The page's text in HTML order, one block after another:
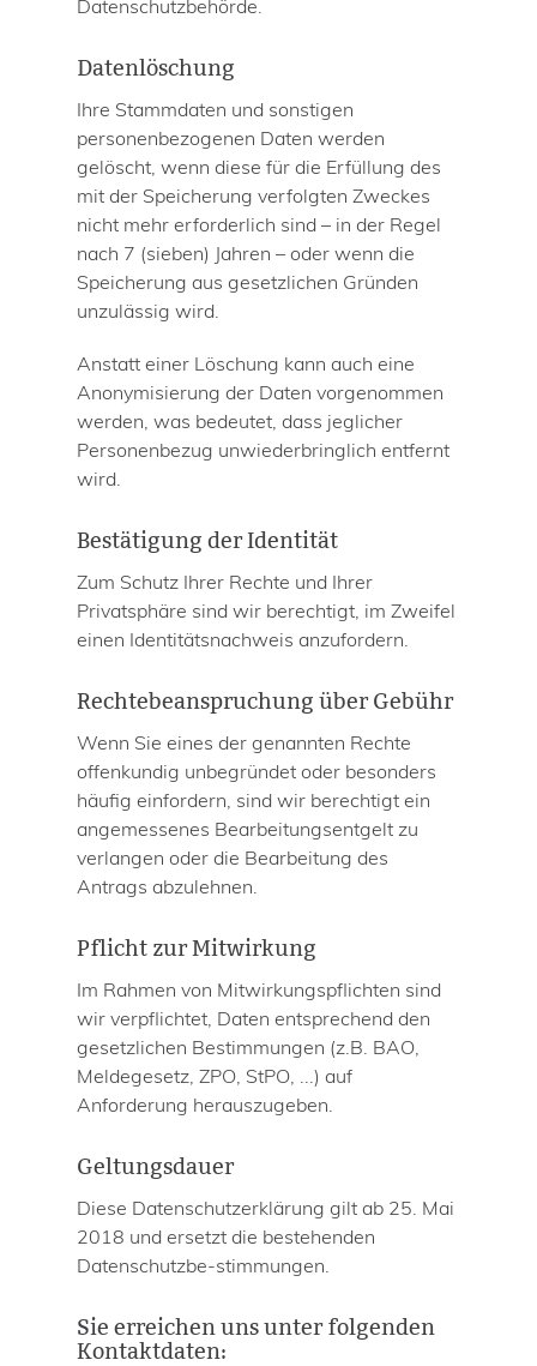
Datenschutzbehörde.
Datenlöschung
Ihre Stammdaten und sonstigen
personenbezogenen Daten werden
gelöscht, wenn diese für die Erfüllung des
mit der Speicherung verfolgten Zweckes
nicht mehr erforderlich sind – in der Regel
nach 7 (sieben) Jahren – oder wenn die
Speicherung aus gesetzlichen Gründen
unzulässig wird.
Anstatt einer Löschung kann auch eine
Anonymisierung der Daten vorgenommen
werden, was bedeutet, dass jeglicher
Personenbezug unwiederbringlich entfernt
wird.
Bestätigung der Identität
Zum Schutz Ihrer Rechte und Ihrer
Privatsphäre sind wir berechtigt, im Zweifel
einen Identitätsnachweis anzufordern.
Rechtebeanspruchung über Gebühr
Wenn Sie eines der genannten Rechte
offenkundig unbegründet oder besonders
häufig einfordern, sind wir berechtigt ein
angemessenes Bearbeitungsentgelt zu
verlangen oder die Bearbeitung des
Antrags abzulehnen.
Pflicht zur Mitwirkung
Im Rahmen von Mitwirkungspflichten sind
wir verpflichtet, Daten entsprechend den
gesetzlichen Bestimmungen (z.B. BAO,
Meldegesetz, ZPO, StPO, ...) auf
Anforderung herauszugeben.
Geltungsdauer
Diese Datenschutzerklärung gilt ab 25. Mai
2018 und ersetzt die bestehenden
Datenschutzbe-stimmungen.
Sie erreichen uns unter folgenden
Kontaktdaten: